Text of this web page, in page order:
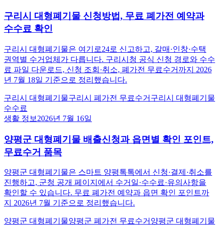
구리시 대형폐기물 신청방법, 무료 폐가전 예약과
수수료 확인
구리시 대형폐기물은 여기로24로 신고하고, 갈매·인창·수택
권역별 수거업체가 다릅니다. 구리시청 공식 신청 경로와 수수
료 파일 다운로드, 신청 조회·취소, 폐가전 무료수거까지 2026
년 7월 18일 기준으로 정리했습니다.
구리시 대형폐기물구리시 폐가전 무료수거 구리시 대형폐기물
수수료
생활 정보 2026년 7월 16일
양평군 대형폐기물 배출신청과 읍면별 확인 포인트,
무료수거 품목
양평군 대형폐기물은 스마트 양평톡톡에서 신청·결제·취소를
진행하고, 군청 공개 페이지에서 수거일·수수료·유의사항을
확인할 수 있습니다. 무료 폐가전 예약과 읍면 확인 포인트까
지 2026년 7월 기준으로 정리했습니다.
양평군 대형폐기물양평군 폐가전 무료수거 양평군 대형폐기물